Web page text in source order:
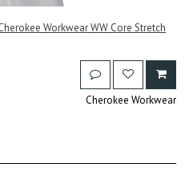
Workwear WW Core Stretch
Cherokee Workwear